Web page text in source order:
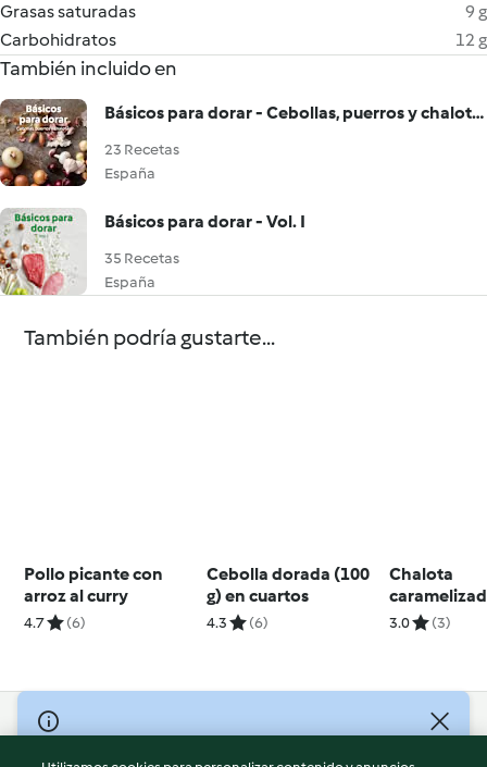
Grasas saturadas
9 g
Carbohidratos
12 g
También incluido en
Básicos para dorar - Cebollas, puerros y chalotas
23 Recetas
España
Básicos para dorar - Vol. I
35 Recetas
España
También podría gustarte...
Pollo picante con
arroz al curry
4.7 (6)
Cebolla dorada (100
g) en cuartos
4.3 (6)
Chalota
en cuartos
3.0 (3)
© Copyright 2026